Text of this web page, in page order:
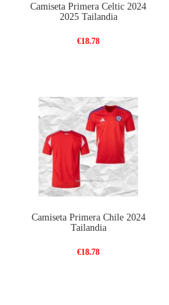
Camiseta Primera Celtic 2024
2025 Tailandia
€18.78
Camiseta Primera Chile 2024
Tailandia
€18.78